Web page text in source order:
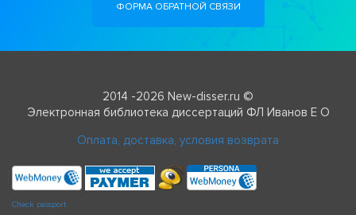
ФОРМА ОБРАТНОЙ СВЯЗИ
2014 -2026 New-disser.ru ©
Электронная библиотека диссертаций ФЛ Иванов Е О
Оплата, доставка, условия возврата
Check passport